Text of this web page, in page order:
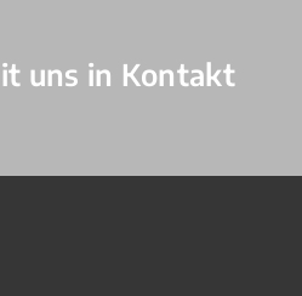
uns in Kontakt